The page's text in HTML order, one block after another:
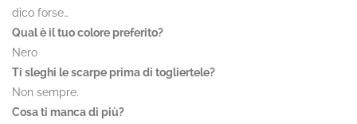
dico forse…
Qual è il tuo colore preferito?
Nero
Ti sleghi le scarpe prima di togliertele?
Non sempre.
Cosa ti manca di più?